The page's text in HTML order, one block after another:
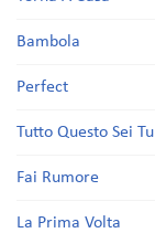
Bambola
Perfect
Tutto Questo Sei Tu
Fai Rumore
La Prima Volta